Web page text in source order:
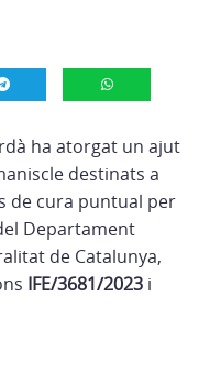
ha atorgat un ajut
destinats a
de cura puntual per
Departament
de Catalunya,
IFE/3681/2023 i